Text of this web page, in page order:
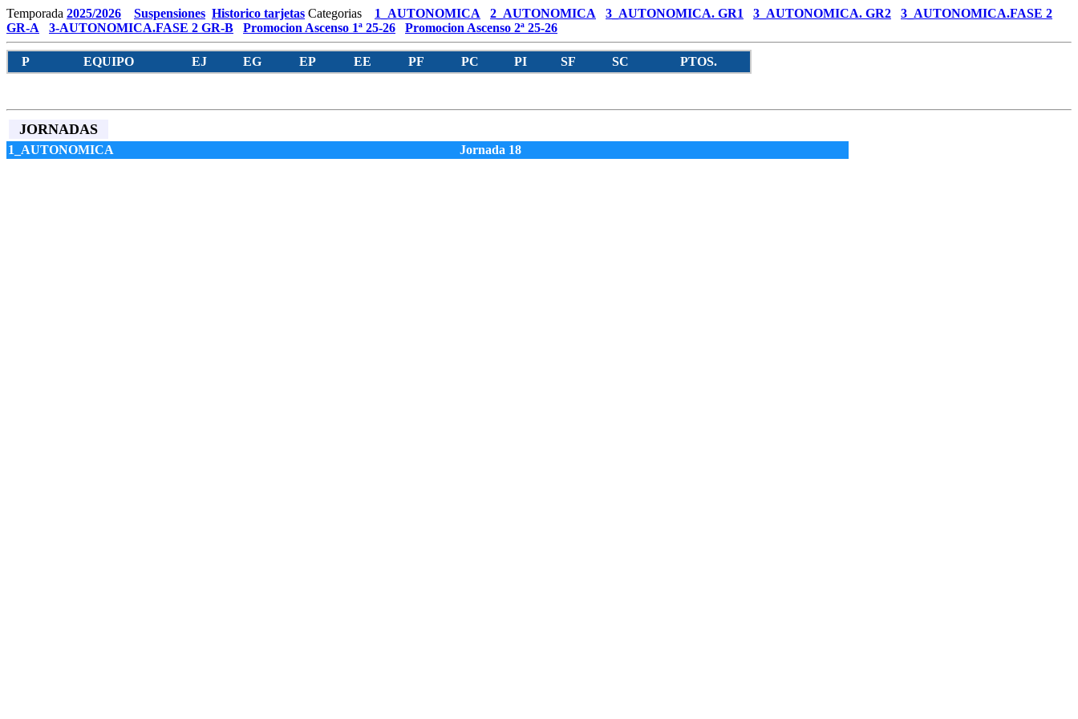
Temporada 2025/2026 Suspensiones Historico tarjetas Categorias 1_AUTONOMICA 2_AUTONOMICA 3_AUTONOMICA. GR1 3_AUTONOMICA. GR2
3_AUTONOMICA.FASE 2
GR-A
3-AUTONOMICA.FASE 2 GR-B Promocion Ascenso 1ª 25-26 Promocion Ascenso 2ª 25-26
P EQUIPO EJ EG EP EE PF PC PI SF SC PTOS.
JORNADAS
1_AUTONOMICA Jornada 18